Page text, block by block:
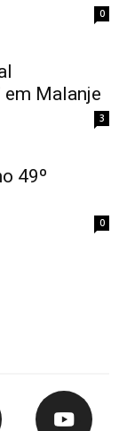
0
em Malanje
3
49º
0